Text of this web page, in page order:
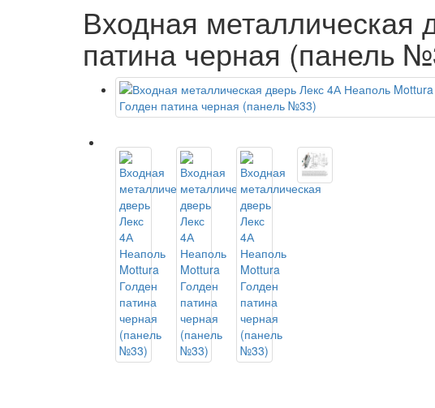
Входная металлическая
патина черная (панель